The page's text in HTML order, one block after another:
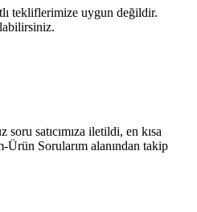
tekliflerimize uygun değildir.
satıcımıza iletildi, en kısa
Ürün Sorularım alanından takip